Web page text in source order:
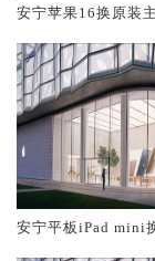
安宁苹果16换原装
安宁平板iPad mini